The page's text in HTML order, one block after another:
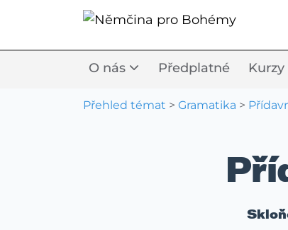
O nás Předplatné Kurzy
Přehled témat > Gramatika >